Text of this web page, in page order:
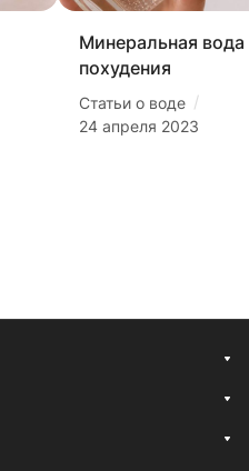
Минеральная вода
похудения
Статьи о воде /
24 апреля 2023